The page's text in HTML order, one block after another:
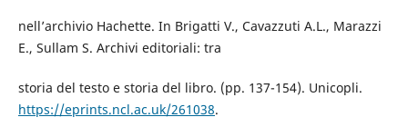
nell’archivio Hachette. In Brigatti V., Cavazzuti A.L., Marazzi
E., Sullam S. Archivi editoriali: tra
storia del testo e storia del libro. (pp. 137-154). Unicopli.
https://eprints.ncl.ac.uk/261038.